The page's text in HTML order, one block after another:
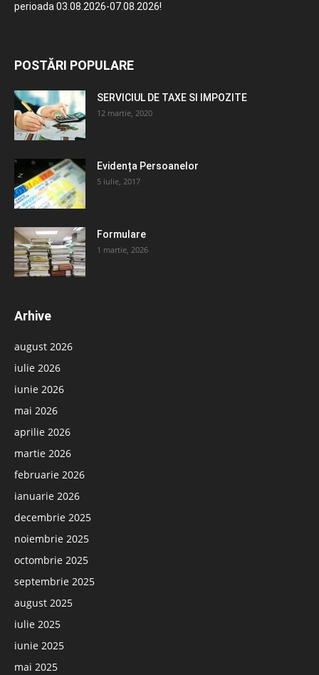
perioada 03.08.2026-07.08.2026!
POSTĂRI POPULARE
SERVICIUL DE TAXE SI IMPOZITE
12 martie, 2020
Evidența Persoanelor
5 iulie, 2017
Formulare
1 martie, 2026
Arhive
august 2026
iulie 2026
iunie 2026
mai 2026
aprilie 2026
martie 2026
februarie 2026
ianuarie 2026
decembrie 2025
noiembrie 2025
octombrie 2025
septembrie 2025
august 2025
iulie 2025
iunie 2025
mai 2025